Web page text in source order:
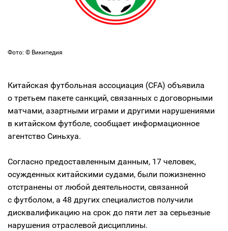
Фото: © Википедия
Китайская футбольная ассоциация (CFA) объявила
о третьем пакете санкций, связанных с договорными
матчами, азартными играми и другими нарушениями
в китайском футболе, сообщает информационное
агентство Синьхуа.
Согласно предоставленным данным, 17 человек,
осужденных китайскими судами, были пожизненно
отстранены от любой деятельности, связанной
с футболом, а 48 других специалистов получили
дисквалификацию на срок до пяти лет за серьезные
нарушения отраслевой дисциплины.